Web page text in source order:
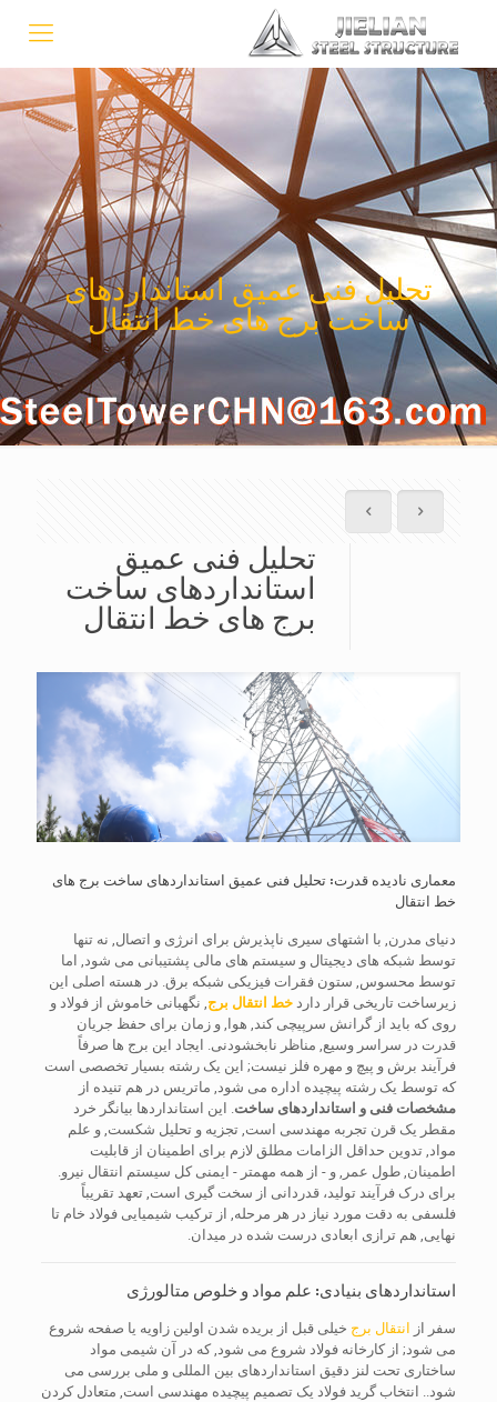
تحلیل فنی عمیق استانداردهای
ساخت برج های خط انتقال
تحلیل فنی عمیق
استانداردهای ساخت
برج های خط انتقال
معماری نادیده قدرت: تحلیل فنی عمیق استانداردهای ساخت برج های
خط انتقال
دنیای مدرن, با اشتهای سیری ناپذیرش برای انرژی و اتصال, نه تنها
توسط شبکه های دیجیتال و سیستم های مالی پشتیبانی می شود, اما
توسط محسوس, ستون فقرات فیزیکی شبکه برق. در هسته اصلی این
زیرساخت تاریخی قرار دارد خط انتقال برج , نگهبانی خاموش از فولاد و
روی که باید از گرانش سرپیچی کند, هوا, و زمان برای حفظ جریان
قدرت در سراسر وسیع, مناظر نابخشودنی. ایجاد این برج ها صرفاً
فرآیند برش و پیچ و مهره فلز نیست; این یک رشته بسیار تخصصی است
که توسط یک رشته پیچیده اداره می شود, ماتریس در هم تنیده از
مشخصات فنی و استانداردهای ساخت . این استانداردها بیانگر خرد
مقطر یک قرن تجربه مهندسی است, تجزیه و تحلیل شکست, و علم
مواد, تدوین حداقل الزامات مطلق لازم برای اطمینان از قابلیت
اطمینان, طول عمر, و - از همه مهمتر - ایمنی کل سیستم انتقال نیرو.
برای درک فرآیند تولید، قدردانی از سخت گیری است, تعهد تقریباً
فلسفی به دقت مورد نیاز در هر مرحله, از ترکیب شیمیایی فولاد خام تا
نهایی, هم ترازی ابعادی درست شده در میدان.
استانداردهای بنیادی: علم مواد و خلوص متالورژی
سفر از انتقال برج خیلی قبل از بریده شدن اولین زاویه یا صفحه شروع
می شود; از کارخانه فولاد شروع می شود, که در آن شیمی مواد
ساختاری تحت لنز دقیق استانداردهای بین المللی و ملی بررسی می
شود.. انتخاب گرید فولاد یک تصمیم پیچیده مهندسی است, متعادل کردن